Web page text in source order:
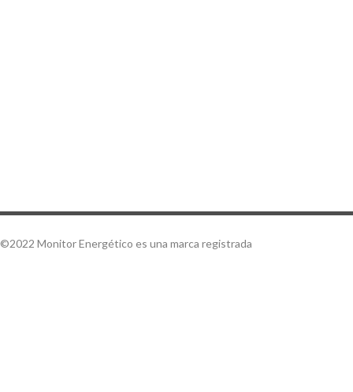
©2022 Monitor Energético es una marca registrada